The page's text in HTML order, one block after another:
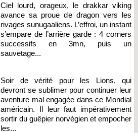
Ciel lourd, orageux, le drakkar viking
avance sa proue de dragon vers les
rivages sunugaaliens. L’effroi, un instant
s’empare de l’arrière garde : 4 corners
successifs en 3mn, puis un
sauvetage...
Soir de vérité pour les Lions, qui
devront se sublimer pour continuer leur
aventure mal engagée dans ce Mondial
américain. Il leur faut impérativement
sortir du guêpier norvégien et empocher
les...